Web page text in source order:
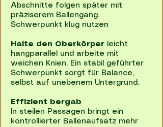
Abschnitte folgen später mit
präziserem Ballengang.
Schwerpunkt klug nutzen
Halte den Oberkörper leicht
hangparallel und arbeite mit
weichen Knien. Ein stabil geführter
Schwerpunkt sorgt für Balance,
selbst auf unebenem Untergrund.
Effizient bergab
In steilen Passagen bringt ein
kontrollierter Ballenaufsatz mehr